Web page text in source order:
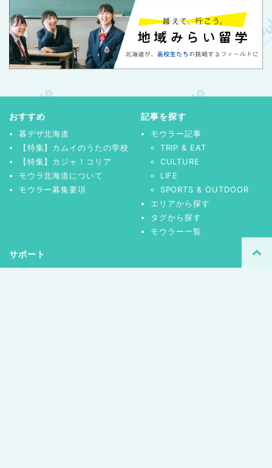
おすすめ
暮デザ北海道
【特集】カムイのうたの学校
【特集】カジャ！コリア
モウラ北海道について
モウラー募集要項
記事を探す
モウラー記事
TRIP & EAT
CULTURE
LIFE
SPORTS & OUTDOOR
エリアから探す
タグから探す
モウラー一覧
サポート